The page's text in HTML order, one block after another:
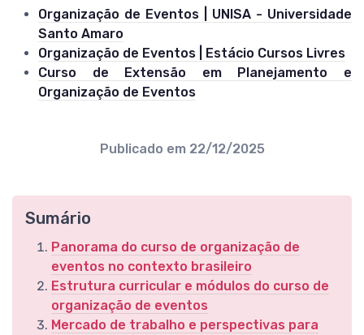
Organização de Eventos | UNISA - Universidade
Santo Amaro
Organização de Eventos | Estácio Cursos Livres
Curso de Extensão em Planejamento e
Organização de Eventos
Publicado em 22/12/2025
Sumário
Panorama do curso de organização de
eventos no contexto brasileiro
Estrutura curricular e módulos do curso de
organização de eventos
Mercado de trabalho e perspectivas para